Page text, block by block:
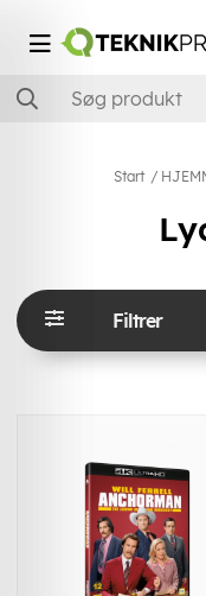
Start
Filtrer